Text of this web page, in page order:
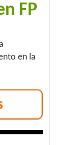
FP
en la